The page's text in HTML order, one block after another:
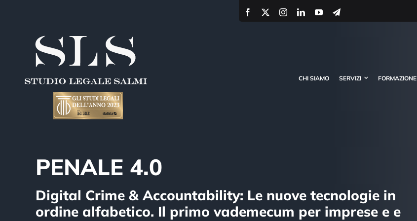
contenuto
CHI SIAMO SERVIZI FORMAZIONE
PENALE 4.0
Digital Crime & Accountability: Le nuove tecnologie in
ordine alfabetico. Il primo vademecum per imprese e e